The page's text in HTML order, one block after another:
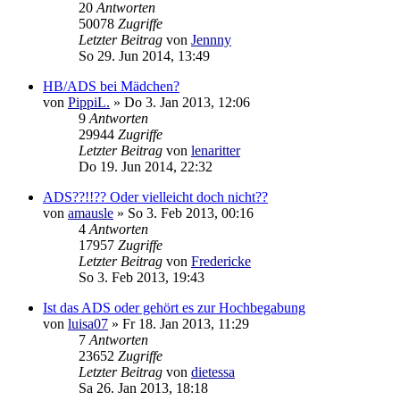
20 Antworten
50078 Zugriffe
Letzter Beitrag von Jennny
So 29. Jun 2014, 13:49
HB/ADS bei Mädchen?
von PippiL. » Do 3. Jan 2013, 12:06
9 Antworten
29944 Zugriffe
Letzter Beitrag von lenaritter
Do 19. Jun 2014, 22:32
ADS??!!?? Oder vielleicht doch nicht??
von amausle » So 3. Feb 2013, 00:16
4 Antworten
17957 Zugriffe
Letzter Beitrag von Fredericke
So 3. Feb 2013, 19:43
Ist das ADS oder gehört es zur Hochbegabung
von luisa07 » Fr 18. Jan 2013, 11:29
7 Antworten
23652 Zugriffe
Letzter Beitrag von dietessa
Sa 26. Jan 2013, 18:18